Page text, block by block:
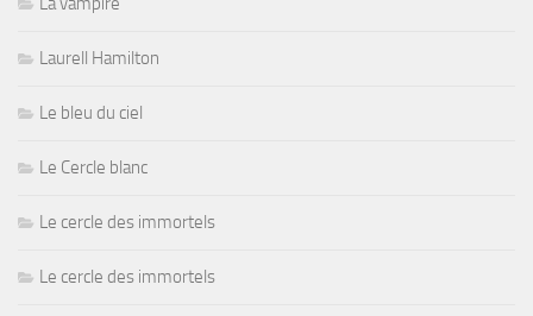
Laurell Hamilton
Le bleu du ciel
Le Cercle blanc
Le cercle des immortels
Le cercle des immortels